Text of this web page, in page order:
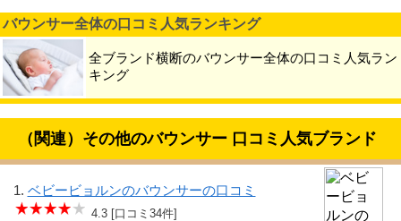
バウンサー全体の口コミ人気ランキング
全ブランド横断のバウンサー全体の口コミ人気ラン
キング
（関連）その他のバウンサー 口コミ人気ブランド
1. ベビービョルンのバウンサーの口コミ
4.3 [口コミ34件]